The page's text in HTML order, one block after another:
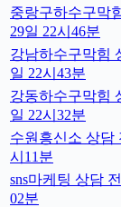
중랑구하수구막
29일 22시46분
강남하수구막힘
일 22시43분
강동하수구막힘
일 22시32분
수원흥신소 상담
시11분
sns마케팅 상담
02분